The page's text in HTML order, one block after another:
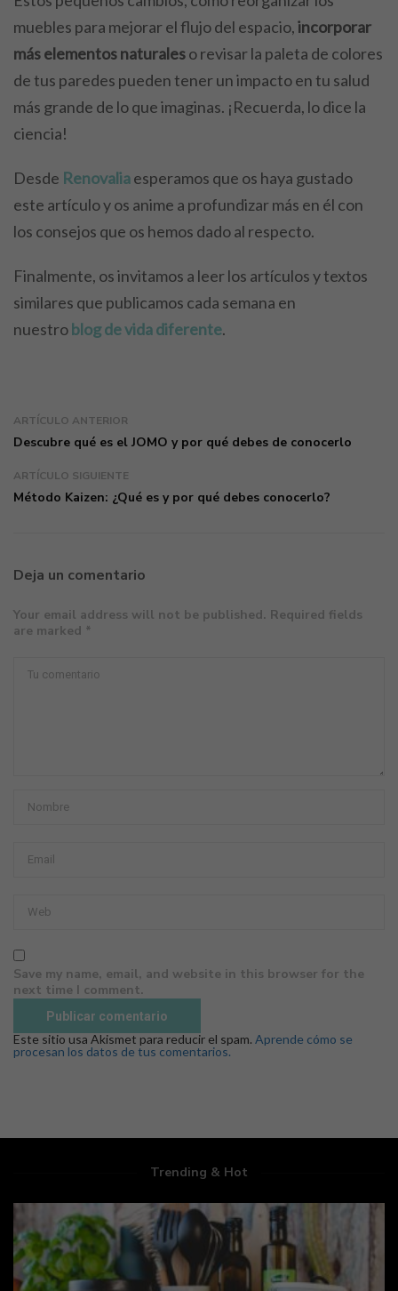
muebles para mejorar el flujo del espacio,incorporar
más elementos naturaleso revisar la paleta de colores
de tus paredes pueden tener un impacto en tu salud
más grande de lo que imaginas. ¡Recuerda, lo dice la
ciencia!
Desde Renovaliaesperamos que os haya gustado
este artículo y os anime a profundizar más en él con
los consejos que os hemos dado al respecto.
Finalmente, os invitamos a leer los artículos y textos
similares que publicamos cada semana en
nuestroblog de vida diferente.
ARTÍCULO ANTERIOR
Descubre qué es el JOMO y por qué debes de conocerlo
ARTÍCULO SIGUIENTE
Método Kaizen: ¿Qué es y por qué debes conocerlo?
Deja un comentario
Your email address will not be published. Required fields
are marked *
Save my name, email, and website in this browser for the
next time I comment.
Este sitio usa Akismet para reducir el spam. Aprende cómo se
procesan los datos de tus comentarios.
Trending & Hot